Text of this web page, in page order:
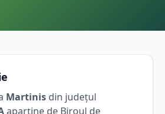
Martinis din județul
aparține de Biroul de